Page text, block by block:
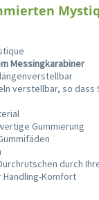
Messingkarabiner
verstellbar, so
Gummierung
durch
Komfort